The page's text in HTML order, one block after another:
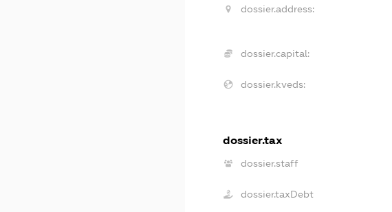
dossier.address:
dossier.capital:
dossier.kveds:
dossier.tax
dossier.staff
dossier.taxDebt